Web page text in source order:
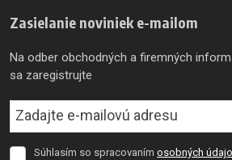
Zasielanie noviniek e-mailom
Na odber obchodných a firemných
sa zaregistrujte
SúhlasímSúhlasím so spracovaním osobných